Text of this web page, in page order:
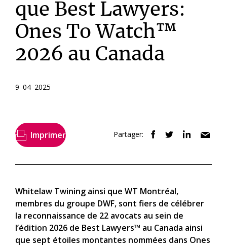
que Best Lawyers:
Ones To Watch™
2026 au Canada
9 04 2025
Imprimer Partager:
Whitelaw Twining ainsi que WT Montréal,
membres du groupe DWF, sont fiers de célébrer
la reconnaissance de 22 avocats au sein de
l’édition 2026 de Best Lawyers™ au Canada ainsi
que sept étoiles montantes nommées dans Ones